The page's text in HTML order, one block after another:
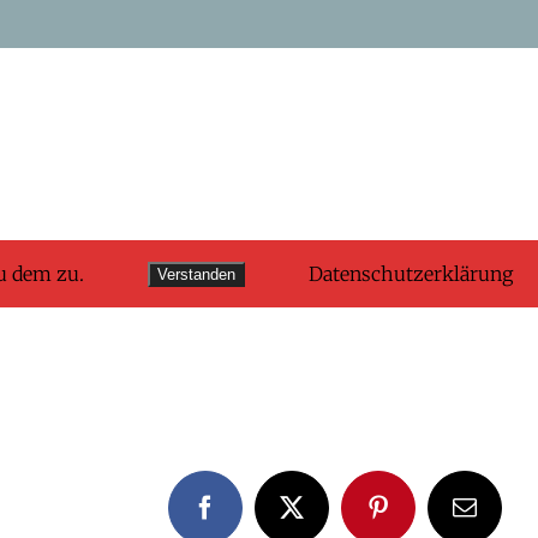
FacebookX PinterestE-
dem zu. Verstanden Datenschutzerklärung